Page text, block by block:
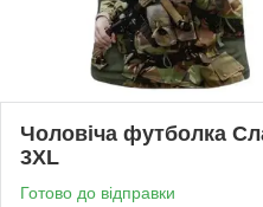
Чоловіча футболка
3XL
Готово до відправки